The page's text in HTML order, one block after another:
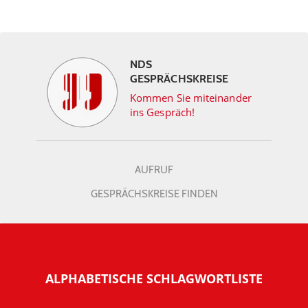
NDS
GESPRÄCHSKREISE
Kommen Sie miteinander
ins Gespräch!
AUFRUF
GESPRÄCHSKREISE FINDEN
ALPHABETISCHE SCHLAGWORTLISTE